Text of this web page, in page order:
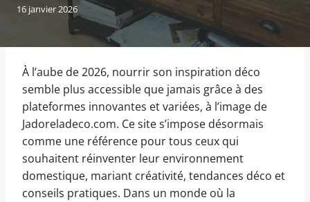
16 janvier 2026
À l’aube de 2026, nourrir son inspiration déco
semble plus accessible que jamais grâce à des
plateformes innovantes et variées, à l’image de
Jadoreladeco.com. Ce site s’impose désormais
comme une référence pour tous ceux qui
souhaitent réinventer leur environnement
domestique, mariant créativité, tendances déco et
conseils pratiques. Dans un monde où la